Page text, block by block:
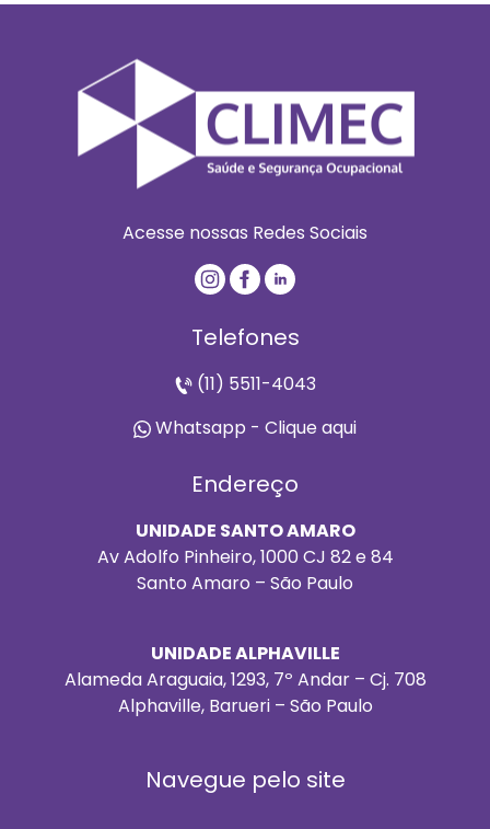
Acesse nossas Redes Sociais
Telefones
(11) 5511-4043
Whatsapp - Clique aqui
Endereço
UNIDADE SANTO AMARO
Av Adolfo Pinheiro, 1000 CJ 82 e 84
Santo Amaro – São Paulo
UNIDADE ALPHAVILLE
Alameda Araguaia, 1293, 7º Andar – Cj. 708
Alphaville, Barueri – São Paulo
Navegue pelo site